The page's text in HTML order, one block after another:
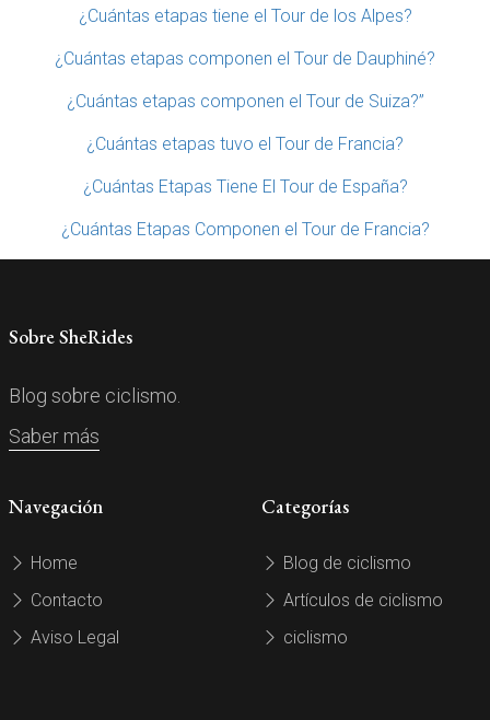
¿Cuántas etapas tiene el Tour de los Alpes?
¿Cuántas etapas componen el Tour de Dauphiné?
¿Cuántas etapas componen el Tour de Suiza?”
¿Cuántas etapas tuvo el Tour de Francia?
¿Cuántas Etapas Tiene El Tour de España?
¿Cuántas Etapas Componen el Tour de Francia?
Sobre SheRides
Blog sobre ciclismo.
Saber más
Navegación
Home
Contacto
Aviso Legal
Categorías
Blog de ciclismo
Artículos de ciclismo
ciclismo